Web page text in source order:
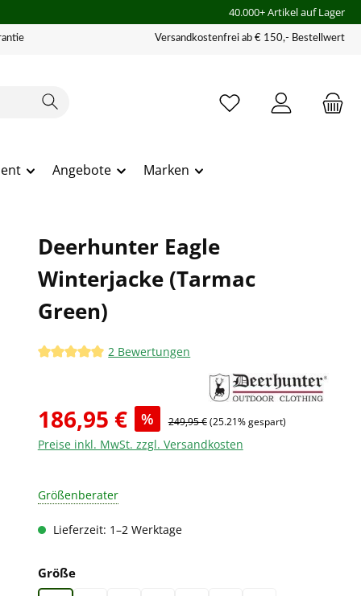
40.000+ Artikel auf Lager
Versandkostenfrei ab € 150,- Bestellwert
Angebote Marken
Deerhunter Eagle
Winterjacke (Tarmac
Green)
Durchschnittliche Bewertung von 5 von 5 Sternen
2 Bewertungen
186,95 € % 249,95 €(25.21% gespart)
Preise inkl. MwSt. zzgl. Versandkosten
Größenberater
Lieferzeit: 1–2 Werktage
Größeauswählen